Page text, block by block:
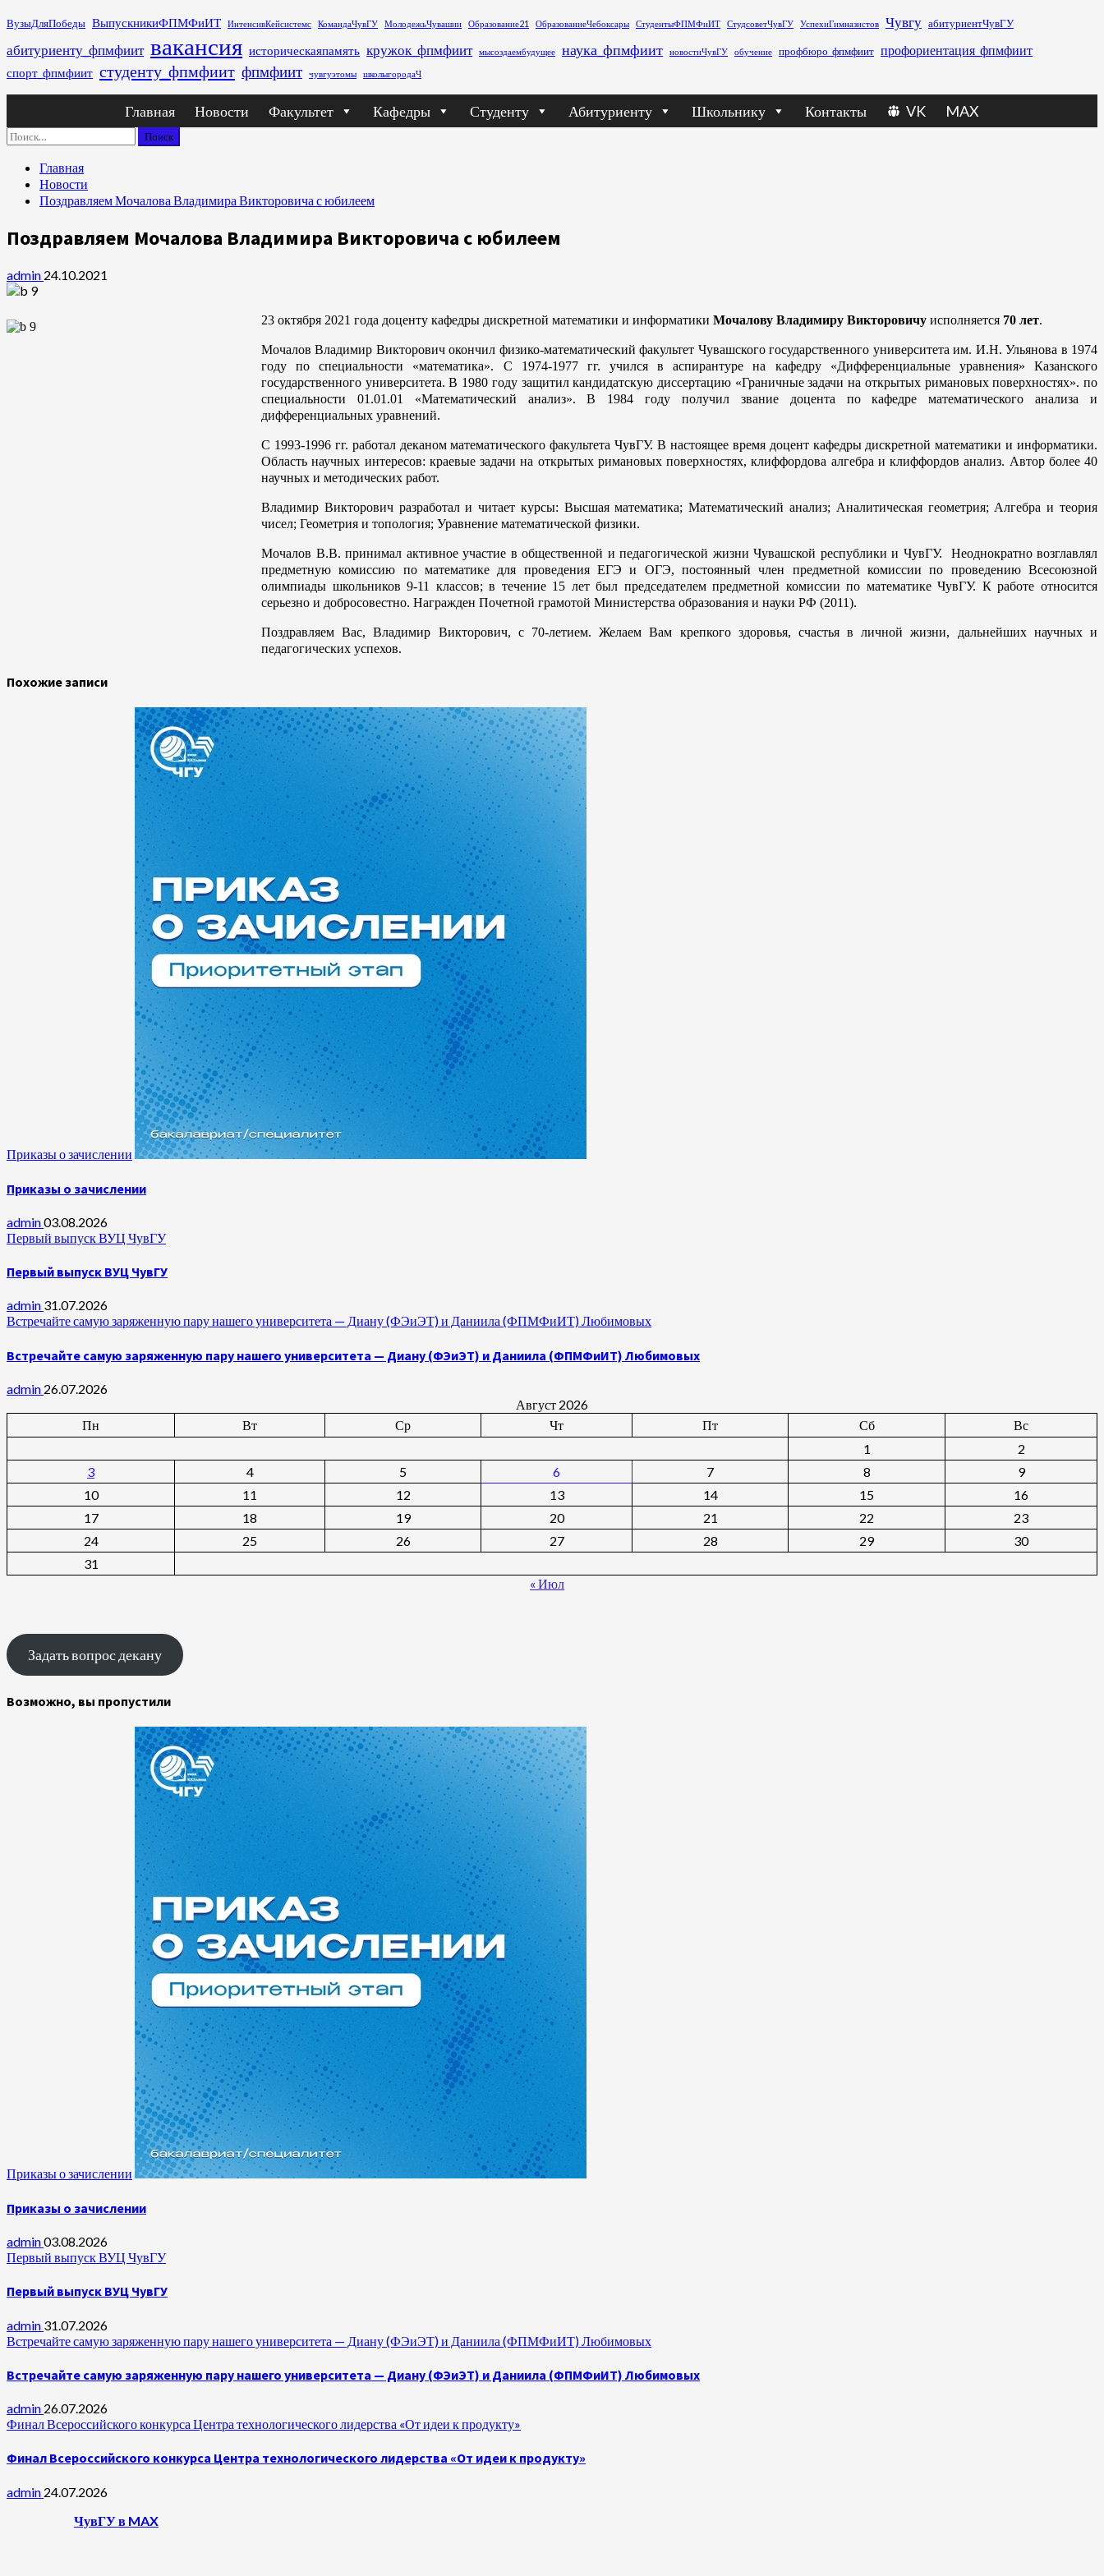
Перейти
содержимому
ВузыДляПобеды ВыпускникиФПМФиИТ ИнтенсивКейсистемс КомандаЧувГУ МолодежьЧувашии Образование21 ОбразованиеЧебоксары СтудентыФПМФиИТ СтудсоветЧувГУ УспехиГимназистов Чувгу абитуриентЧувГУ
абитуриенту_фпмфиит вакансия историческаяпамять кружок_фпмфиит мысоздаембудущее наука_фпмфиит новостиЧувГУ обучение профбюро_фпмфиит профориентация_фпмфиит
спорт_фпмфиит студенту_фпмфиит фпмфиит чувгуэтомы школыгородаЧ
Главная Новости Факультет Кафедры Студенту Абитуриенту Школьнику Контакты VK MAX
Найти:
Главная
Новости
Поздравляем Мочалова Владимира Викторовича с юбилеем
Поздравляем Мочалова Владимира Викторовича с юбилеем
admin 24.10.2021
23 октября 2021 года доценту кафедры дискретной математики и информатики Мочалову Владимиру Викторовичу исполняется 70 лет.
Мочалов Владимир Викторович окончил физико-математический факультет Чувашского государственного университета им. И.Н. Ульянова в 1974
году по специальности «математика». С 1974-1977 гг. учился в аспирантуре на кафедру «Дифференциальные уравнения» Казанского
государственного университета. В 1980 году защитил кандидатскую диссертацию «Граничные задачи на открытых римановых поверхностях». по
специальности 01.01.01 «Математический анализ». В 1984 году получил звание доцента по кафедре математического анализа и
дифференциальных уравнений.
С 1993-1996 гг. работал деканом математического факультета ЧувГУ. В настоящее время доцент кафедры дискретной математики и информатики.
Область научных интересов: краевые задачи на открытых римановых поверхностях, клиффордова алгебра и клиффордов анализ. Автор более 40
научных и методических работ.
Владимир Викторович разработал и читает курсы: Высшая математика; Математический анализ; Аналитическая геометрия; Алгебра и теория
чисел; Геометрия и топология; Уравнение математической физики.
Мочалов В.В. принимал активное участие в общественной и педагогической жизни Чувашской республики и ЧувГУ. Неоднократно возглавлял
предметную комиссию по математике для проведения ЕГЭ и ОГЭ, постоянный член предметной комиссии по проведению Всесоюзной
олимпиады школьников 9-11 классов; в течение 15 лет был председателем предметной комиссии по математике ЧувГУ. К работе относится
серьезно и добросовестно. Награжден Почетной грамотой Министерства образования и науки РФ (2011).
Поздравляем Вас, Владимир Викторович, с 70-летием. Желаем Вам крепкого здоровья, счастья в личной жизни, дальнейших научных и
педагогических успехов.
Похожие записи
Приказы о зачислении
Приказы о зачислении
admin03.08.2026
Первый выпуск ВУЦ ЧувГУ
Первый выпуск ВУЦ ЧувГУ
admin 31.07.2026
Встречайте самую заряженную пару нашего университета — Диану (ФЭиЭТ) и Даниила (ФПМФиИТ) Любимовых
Встречайте самую заряженную пару нашего университета — Диану (ФЭиЭТ) и Даниила (ФПМФиИТ) Любимовых
admin 26.07.2026
Август 2026
Пн
Вт Ср Чт Пт Сб
Вс
1
2
3
4 5 6 7 8
9
10
11 12 13 14 15
16
17
18 19 20 21 22
23
24
25 26 27 28 29
30
31
« Июл
Задать вопрос декану
Возможно, вы пропустили
Приказы о зачислении
Приказы о зачислении
admin03.08.2026
Первый выпуск ВУЦ ЧувГУ
Первый выпуск ВУЦ ЧувГУ
admin 31.07.2026
Встречайте самую заряженную пару нашего университета — Диану (ФЭиЭТ) и Даниила (ФПМФиИТ) Любимовых
Встречайте самую заряженную пару нашего университета — Диану (ФЭиЭТ) и Даниила (ФПМФиИТ) Любимовых
admin 26.07.2026
Финал Всероссийского конкурса Центра технологического лидерства «От идеи к продукту»
Финал Всероссийского конкурса Центра технологического лидерства «От идеи к продукту»
admin 24.07.2026
ЧувГУ в MAX